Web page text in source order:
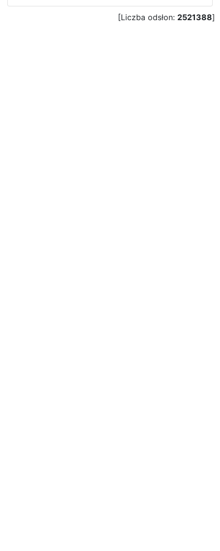
[Liczba odsłon: 2521388]